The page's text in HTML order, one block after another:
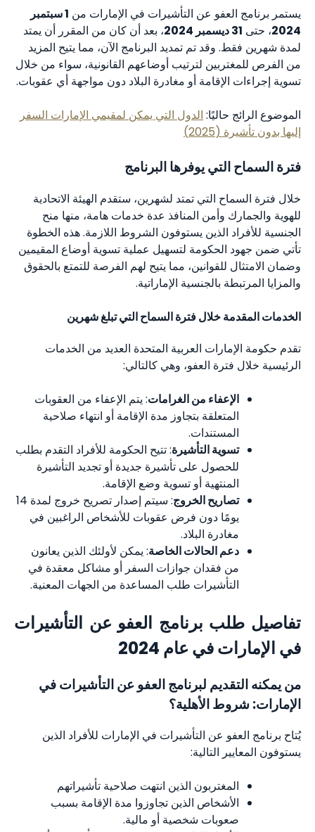
يستمر برنامج العفو عن التأشيرات في الإمارات من
1 سبتمبر
2024، حتى 31 ديسمبر 2024
، بعد أن كان من المقرر أن يمتد
لمدة شهرين فقط. وقد تم تمديد البرنامج الآن، مما يتيح المزيد
من الفرص للمغتربين لترتيب أوضاعهم القانونية، سواء من خلال
تسوية إجراءات الإقامة أو مغادرة البلاد دون مواجهة أي عقوبات.
الموضوع الرائج حاليًا: الدول التي يمكن لمقيمي الإمارات السفر
إليها بدون تأشيرة (2025)
فترة السماح التي يوفرها البرنامج
خلال فترة السماح التي تمتد لشهرين، ستقدم الهيئة الاتحادية
للهوية والجمارك وأمن المنافذ عدة خدمات هامة، منها منح
الجنسية للأفراد الذين يستوفون الشروط اللازمة. هذه الخطوة
تأتي ضمن جهود الحكومة لتسهيل عملية تسوية أوضاع المقيمين
وضمان الامتثال للقوانين، مما يتيح لهم الفرصة للتمتع بالحقوق
والمزايا المرتبطة بالجنسية الإماراتية.
الخدمات المقدمة خلال فترة السماح التي تبلغ شهرين
تقدم حكومة الإمارات العربية المتحدة العديد من الخدمات
الرئيسية خلال فترة العفو، وهي كالتالي:
الإعفاء من الغرامات: يتم الإعفاء من العقوبات
المتعلقة بتجاوز مدة الإقامة أو انتهاء صلاحية
المستندات.
تسوية التأشيرة: تتيح الحكومة للأفراد التقدم بطلب
للحصول على تأشيرة جديدة أو تجديد التأشيرة
المنتهية أو تسوية وضع الإقامة.
تصاريح الخروج
: سيتم إصدار تصريح خروج لمدة 14
يومًا دون فرض عقوبات للأشخاص الراغبين في
مغادرة البلاد.
دعم الحالات الخاصة: يمكن لأولئك الذين يعانون
من فقدان جوازات السفر أو مشاكل معقدة في
التأشيرات طلب المساعدة من الجهات المعنية.
تفاصيل طلب برنامج العفو عن التأشيرات
في الإمارات في عام 2024
من يمكنه التقديم لبرنامج العفو عن التأشيرات في
الإمارات: شروط الأهلية؟
يُتاح برنامج العفو عن التأشيرات في الإمارات للأفراد الذين
يستوفون المعايير التالية:
المغتربون الذين انتهت صلاحية تأشيراتهم
الأشخاص الذين تجاوزوا مدة الإقامة بسبب
صعوبات شخصية أو مالية.